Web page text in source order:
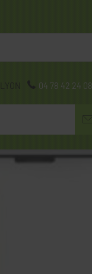
LYON 04 78 42 24 08